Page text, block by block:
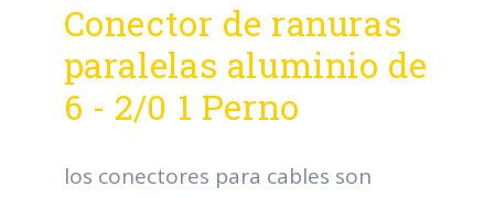
Conector de ranuras
paralelas aluminio de
6 - 2/0 1 Perno
los conectores para cables son